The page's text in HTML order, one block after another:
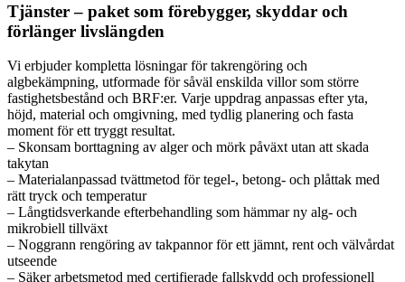
Tjänster – paket som förebygger, skyddar och
förlänger livslängden
Vi erbjuder kompletta lösningar för takrengöring och
algbekämpning, utformade för såväl enskilda villor som större
fastighetsbestånd och BRF:er. Varje uppdrag anpassas efter yta,
höjd, material och omgivning, med tydlig planering och fasta
moment för ett tryggt resultat.
– Skonsam borttagning av alger och mörk påväxt utan att skada
takytan
– Materialanpassad tvättmetod för tegel-, betong- och plåttak med
rätt tryck och temperatur
– Långtidsverkande efterbehandling som hämmar ny alg- och
mikrobiell tillväxt
– Noggrann rengöring av takpannor för ett jämnt, rent och välvårdat
utseende
– Säker arbetsmetod med certifierade fallskydd och professionell